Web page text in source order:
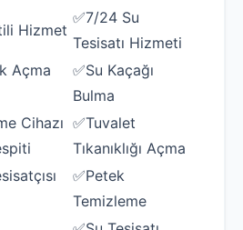
Hizmet
✅7/24 Su
Tesisatı Hizmeti
Açma
✅Su Kaçağı
Bulma
Cihazı ✅Tuvalet
Tıkanıklığı Açma
✅Petek
Temizleme